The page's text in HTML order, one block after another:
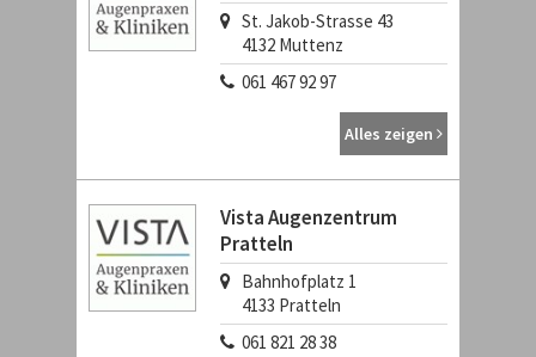
St. Jakob-Strasse 43
4132 Muttenz
061 467 92 97
Alles zeigen
Vista Augenzentrum
Pratteln
Bahnhofplatz 1
4133 Pratteln
061 821 28 38